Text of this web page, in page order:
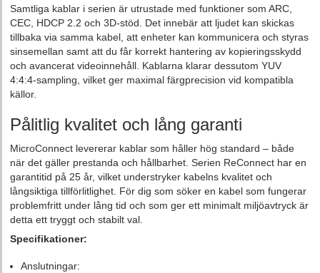
Samtliga kablar i serien är utrustade med funktioner som ARC,
CEC, HDCP 2.2 och 3D‑stöd. Det innebär att ljudet kan skickas
tillbaka via samma kabel, att enheter kan kommunicera och styras
sinsemellan samt att du får korrekt hantering av kopieringsskydd
och avancerat videoinnehåll. Kablarna klarar dessutom YUV
4:4:4‑sampling, vilket ger maximal färgprecision vid kompatibla
källor.
Pålitlig kvalitet och lång garanti
MicroConnect levererar kablar som håller hög standard – både
när det gäller prestanda och hållbarhet. Serien ReConnect har en
garantitid på 25 år, vilket understryker kabelns kvalitet och
långsiktiga tillförlitlighet. För dig som söker en kabel som fungerar
problemfritt under lång tid och som ger ett minimalt miljöavtryck är
detta ett tryggt och stabilt val.
Specifikationer:
Anslutningar: